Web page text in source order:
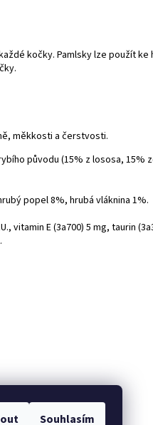
Souhlasím
kočky. Pamlsky lze použít ke
měkkosti a čerstvosti.
původu (15% z lososa, 15%
popel 8%, hrubá vláknina 1%.
vitamin E (3a700) 5 mg, taurin